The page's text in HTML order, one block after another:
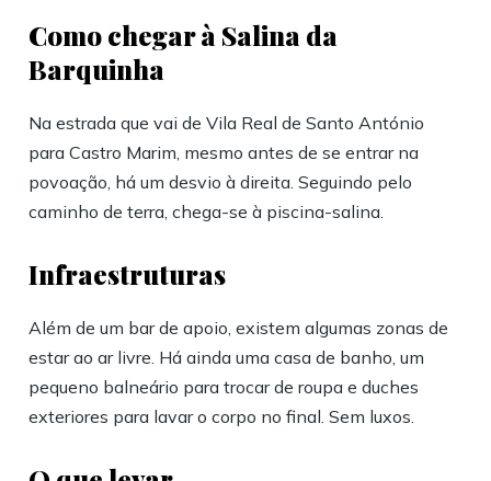
Como chegar à Salina da
Barquinha
Na estrada que vai de Vila Real de Santo António
para Castro Marim, mesmo antes de se entrar na
povoação, há um desvio à direita. Seguindo pelo
caminho de terra, chega-se à piscina-salina.
Infraestruturas
Além de um bar de apoio, existem algumas zonas de
estar ao ar livre. Há ainda uma casa de banho, um
pequeno balneário para trocar de roupa e duches
exteriores para lavar o corpo no final. Sem luxos.